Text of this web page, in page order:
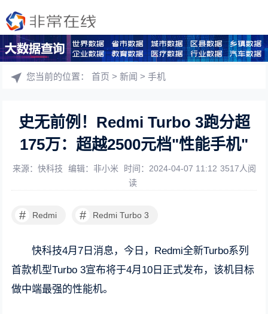
您当前的位置：首页 >新闻 >手机
史无前例！Redmi Turbo 3跑分超
175万：超越2500元档"性能手机"
来源：快科技 编辑：非小米 时间：2024-04-07 11:12 3517人阅
读
# Redmi # Redmi Turbo 3
快科技4月7日消息，今日，Redmi全新Turbo系列
首款机型Turbo 3宣布将于4月10日正式发布，该机目标
做中端最强的性能机。